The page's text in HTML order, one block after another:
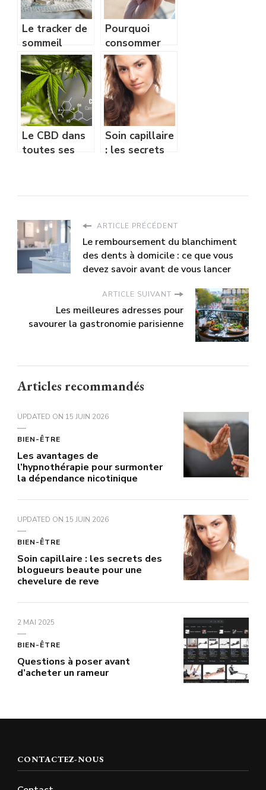
Le tracker de
sommeil
analyse la
qualite du
repos
Pourquoi
consommer
ces bonbons
benefiques ?
Le CBD dans
toutes ses
Soin capillaire
: les secrets
une chevelure
ARTICLE PRÉCÉDENT
Le remboursement du blanchiment
des dents à domicile : ce que vous
devez savoir avant de vous lancer
ARTICLE SUIVANT
Les meilleures adresses pour
savourer la gastronomie parisienne
Articles recommandés
UPDATED ON 15 JUIN 2026
BIEN-ÊTRE
Les avantages de
l’hypnothérapie pour surmonter
la dépendance nicotinique
UPDATED ON 15 JUIN 2026
BIEN-ÊTRE
Soin capillaire : les secrets des
blogueurs beaute pour une
chevelure de reve
2 MAI 2025
BIEN-ÊTRE
Questions à poser avant
d’acheter un rameur
CONTACTEZ-NOUS